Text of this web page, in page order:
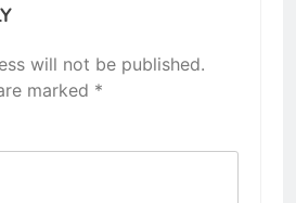
will not be published.
marked *